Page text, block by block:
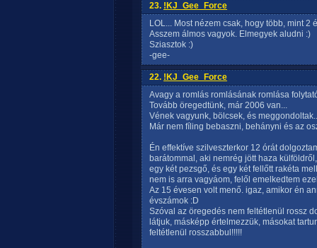
23. !KJ_Gee_Force
LOL... Most nézem csak, hogy több, mint
Asszem álmos vagyok. Elmegyek aludni :)
Sziasztok :)
-gee-
22. !KJ_Gee_Force
Avagy a romlás romlásának romlása
Tovább öregedtünk, már 2006 van...
Vének vagyunk, bölcsek, és
Már nem fíling bebaszni, behányni és az
Én effektíve szilveszterkor 12 órát
barátommal, aki nemrég jött haza
egy két pezsgő, és egy két fellőtt rakéta
nem is arra vagyáom, felől emelkedtem
Az 15 évesen volt menő. igaz, amikor én
évszámok :D
Szóval az öregedés nem feltétlenül rossz
látjuk, másképp értelmezzük, másokat
feltétlenül rosszabbul!!!!!